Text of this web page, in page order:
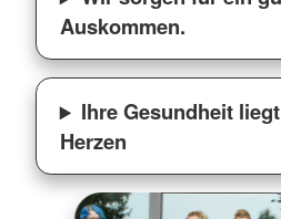
Auskommen.
Ihre Gesundheit
Herzen